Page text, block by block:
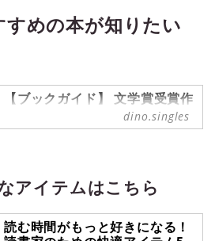
めの本が知りたい
【ブックガイド】 文学賞受賞作
品からピックアップしてご紹
介！
点を当てた情報サイトです。パート
ナーの有無に関わらず、自分らしい
生活を謳歌する彼・彼女たちのライ
フスタイルを紹介します。
dino.singles
アイテムはこちら
読む時間がもっと好きになる！